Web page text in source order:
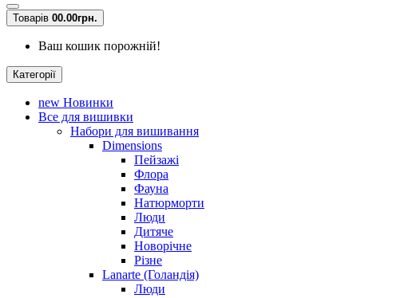
Товарів 00.00грн.
Ваш кошик порожній!
Категорії
new Новинки
Все для вишивки
Набори для вишивання
Dimensions
Пейзажі
Флора
Фауна
Натюрморти
Люди
Дитяче
Новорічне
Різне
Lanarte (Голандія)
Люди